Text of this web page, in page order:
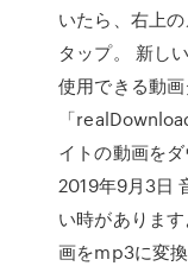
いたら、右上
タップ。 新し
使用できる動
「
イトの動画をダ
2019年9月3日
い時がありま
画をmp3に変換